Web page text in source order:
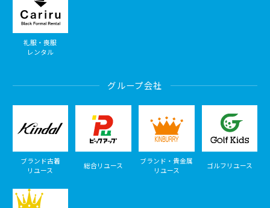
礼服・喪服
レンタル
グループ会社
ブランド古着
リユース
総合リユース
ブランド・貴金属
リユース
ゴルフリユース